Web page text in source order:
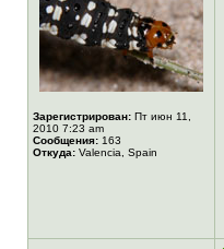
Зарегистрирован: Пт июн 11,
2010 7:23 am
Сообщения: 163
Откуда: Valencia, Spain